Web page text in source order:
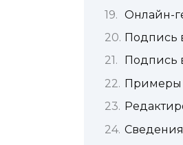
Онлайн-
Подпись
Подпись
Примеры